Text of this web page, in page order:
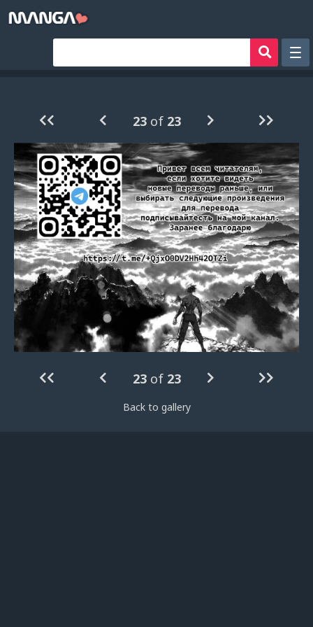
Аниме хентай
Сборники манги
Sign in
Register
23 of 23
23 of 23
Back to gallery